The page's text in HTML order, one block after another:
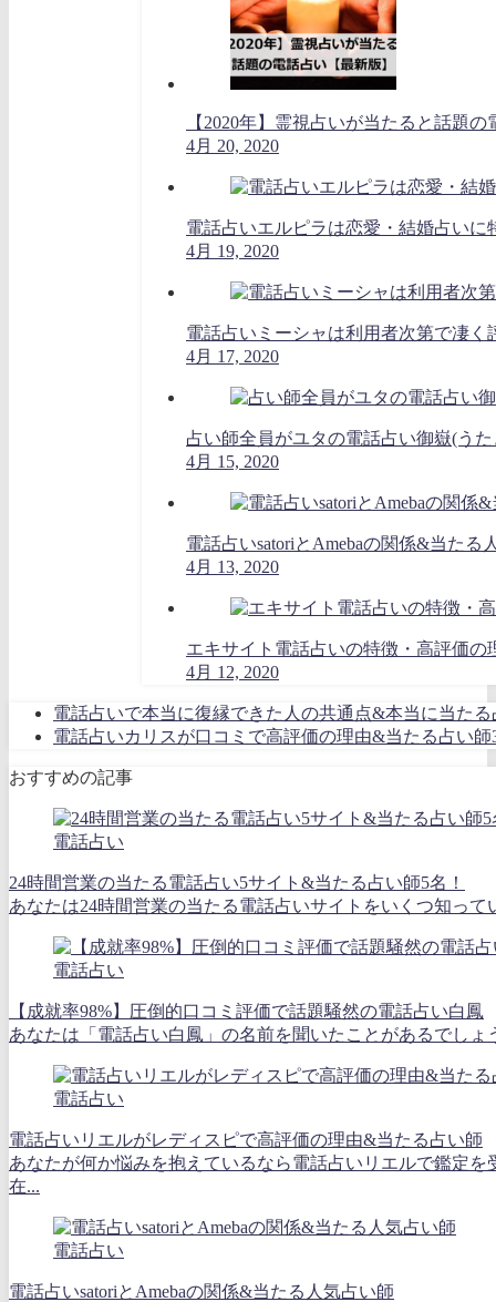
【2020年】霊視占いが当たると話題
4月 20, 2020
電話占いエルピラは恋愛・結婚占いに
4月 19, 2020
電話占いミーシャは利用者次第で凄く
4月 17, 2020
占い師全員がユタの電話占い御嶽(う
4月 15, 2020
電話占いsatoriとAmebaの関係&当たる
4月 13, 2020
エキサイト電話占いの特徴・高評価の
4月 12, 2020
電話占いで本当に復縁できた人の共通点&本当に当たる
電話占いカリスが口コミで高評価の理由&当たる占い師
おすすめの記事
電話占い
24時間営業の当たる電話占い5サイト&当たる占い師5名！
あなたは24時間営業の当たる電話占いサイトをいくつ知っ
電話占い
【成就率98%】圧倒的口コミ評価で話題騒然の電話占い白鳳
あなたは「電話占い白鳳」の名前を聞いたことがあるでし
電話占い
電話占いリエルがレディスピで高評価の理由&当たる占い師
あなたが何か悩みを抱えているなら電話占いリエルで鑑定
在...
電話占い
電話占いsatoriとAmebaの関係&当たる人気占い師